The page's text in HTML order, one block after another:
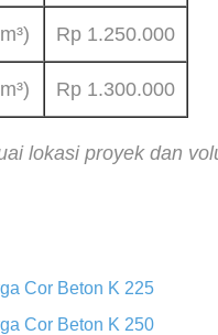
Rp 1.250.000
Rp 1.300.000
lokasi proyek dan
Cor Beton K 225
Cor Beton K 250